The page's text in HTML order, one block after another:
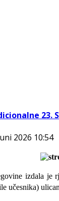
23.
2026 10:54
izdala je
učesnika)